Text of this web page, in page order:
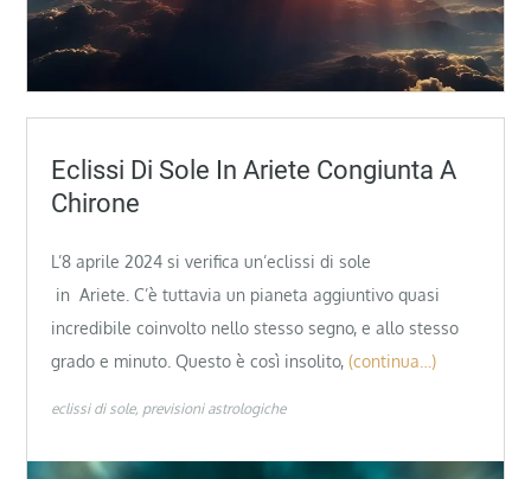
Eclissi Di Sole In Ariete Congiunta A
Chirone
L’8 aprile 2024 si verifica un’eclissi di sole
in Ariete. C’è tuttavia un pianeta aggiuntivo quasi
incredibile coinvolto nello stesso segno, e allo stesso
grado e minuto. Questo è così insolito, (continua…)
eclissi di sole previsioni astrologiche